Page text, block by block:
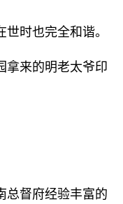
时也完全和谐。
来的明老太爷印
督府经验丰富的